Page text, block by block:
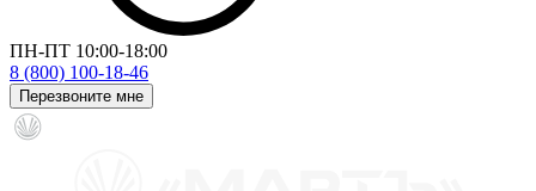
ПН-ПТ 10:00-18:00
8 (800) 100-18-46
Перезвоните мне